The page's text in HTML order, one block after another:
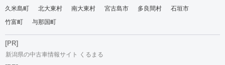
久米島町
北大東村 南大東村 宮古島市 多良間村
石垣市
竹富町
与那国町
[PR]
新潟県の中古車情報サイト くるまる